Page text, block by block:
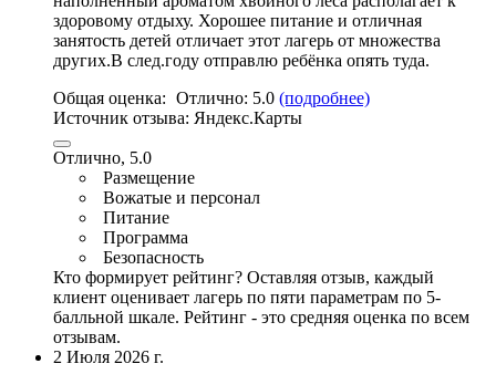
здоровому отдыху. Хорошее питание и отличная
занятость детей отличает этот лагерь от множества
других.В след.году отправлю ребёнка опять туда.
Общая оценка: Отлично: 5.0 (подробнее)
Источник отзыва: Яндекс.Карты
Отлично, 5.0
Размещение
Вожатые и персонал
Питание
Программа
Безопасность
Кто формирует рейтинг? Оставляя отзыв, каждый
клиент оценивает лагерь по пяти параметрам по 5-
балльной шкале. Рейтинг - это средняя оценка по всем
отзывам.
2 Июля 2026 г.